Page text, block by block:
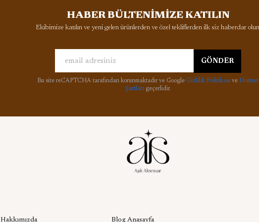
HABER BÜLTENİMİZE KATILIN
Ekibimize katılın ve yeni gelen ürünlerden ve özel tekliflerden ilk siz haberdar
GÖNDER
Bu site reCAPTCHA tarafından korunmaktadır ve Google Gizlilik Politikasıve Hizmet
Şartları geçerlidir.
Hakkımızda Blog Anasayfa